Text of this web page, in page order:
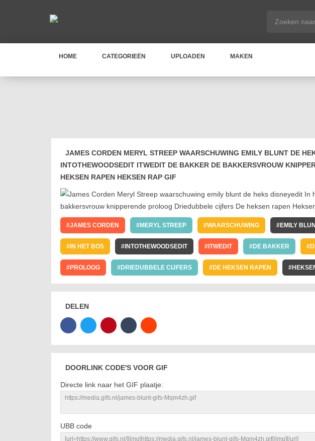
HOME CATEGORIEËN UPLOADEN MAKEN
JAMES CORDEN MERYL STREEP WAARSCHUWING EMILY BLUNT DE
INTOTHEWOODSEDIT ITWEDIT DE BAKKER DE BAKKERSVROUW
HEKSEN RAPEN HEKSEN RAP GIF
JAMES CORDEN MERYL STREEP WAARSCHUWING EMILY
IN HET BOS INTOTHEWOODSEDIT ITWEDIT DE BAKKER
PROLOOG DRIEDUBBELE CIJFERS DE HEKSEN RAPEN
DELEN
DOORLINK CODE'S VOOR GIF
Directe link naar het GIF plaatje:
UBB code